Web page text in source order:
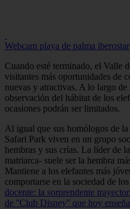
Webcam playa de palma iberostar
Cuando esté terminado, el Valle
visitantes más oportunidades de
nuevas y atractivas. A lo largo
observación del hábitat de los
ocasiones podrán ser limitados.
Al igual que sus homólogos de
Safari Park viven en un grupo
hembras y sus crías. La líder de
matriarca- suele ser la hembra
Mantiene a los elefantes más
comportarse en la sociedad de
docente: la sorprendente
de ''Club Disney'' que hoy